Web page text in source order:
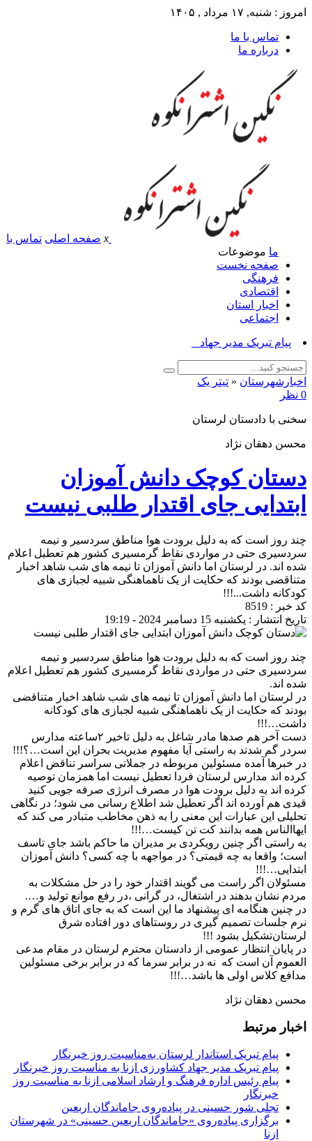
امروز : شنبه, ۱۷ مرداد , ۱۴۰۵
تماس با ما
درباره ما
x صفحه اصلی تماس با
ما موضوعات
صفحه نخست
فرهنگی
اقتصادی
اخبار استان
اجتماعی
پیام تبریک مدیر جهاد کشاورزی_
اخبارشهرستان « تیتر یک
0 نظر
سخنی با دادستان لرستان
محسن دهقان نژاد
دستان کوچک دانش آموزان
ابتدایی جای اقتدار طلبی نیست
چند روز است که به دلیل برودت هوا مناطق سردسیر و نیمه
سردسیری حتی در مواردی نقاط گرمسیری کشور هم تعطیل اعلام
شده اند. در لرستان اما دانش آموزان تا نیمه های شب شاهد اخبار
متناقضی بودند که حکایت از یک ناهماهنگی شبیه لجبازی های
کودکانه داشت...!!!
کد خبر : 8519
تاریخ انتشار : یکشنبه 15 دسامبر 2024 - 19:19
چند روز است که به دلیل برودت هوا مناطق سردسیر و نیمه
سردسیری حتی در مواردی نقاط گرمسیری کشور هم تعطیل اعلام
شده اند.
در لرستان اما دانش آموزان تا نیمه های شب شاهد اخبار متناقضی
بودند که حکایت از یک ناهماهنگی شبیه لجبازی های کودکانه
داشت…!!!
دست آخر هم صدها مادر شاغل به دلیل تاخیر ۲ساعته مدارس
سردر گم شدند به راستی آیا مفهوم مدیریت بحران این است…؟!!!
در خبرها آمده مسئولین مربوطه در جملاتی سراسر تناقض اعلام
کرده اند مدارس لرستان فردا تعطیل نیست اما همزمان توصیه
کرده اند به دلیل برودت هوا در مصرف انرژی صرفه جویی کنید
قیدی هم آورده اند اگر تعطیل شد اطلاع رسانی می شود؛ در نگاهی
تحلیلی این عبارات این معنی را به ذهن مخاطب متبادر می کند که
ایهاالناس همه بدانند کت تن کیست…!!!
به راستی اگر چنین رویکردی بر مدیران‌ ما حاکم باشد جای تاسف
است؛ واقعا به چه قیمتی؟ در مواجهه با چه کسی؟ دانش آموزان
ابتدایی…!!!
مسئولان اگر راست می گویند اقتدار خود را در حل مشکلات به
مردم نشان بدهند در اشتغال، در گرانی ،در رفع موانع تولید و….
در چنین هنگامه ای پیشنهاد ما این است که به جای اتاق های گرم و
نرم جلسات تصمیم گیری در روستاهای دور افتاده شرق
لرستان‌تشکیل بشود !!!
در پایان انتظار عمومی از دادستان محترم لرستان در مقام مدعی
العموم آن است که نه در برابر سرما که در برابر برخی مسئولین
مدافع کلاس اولی ها باشد…!!!
محسن دهقان نژاد
اخبار مرتبط
پیام تبریک استاندار لرستان به‌مناسبت روز خبرنگار
پیام تبریک مدیر جهاد کشاورزی ازنا به مناسبت روز خبرنگار
پیام رئیس اداره فرهنگ و ارشاد اسلامی ازنا به مناسبت روز
خبرنگار
تجلی شور حسینی در پیاده‌روی جاماندگان اربعین
برگزاری پیاده‌روی «جاماندگان اربعین حسینی» در شهرستان
ازنا